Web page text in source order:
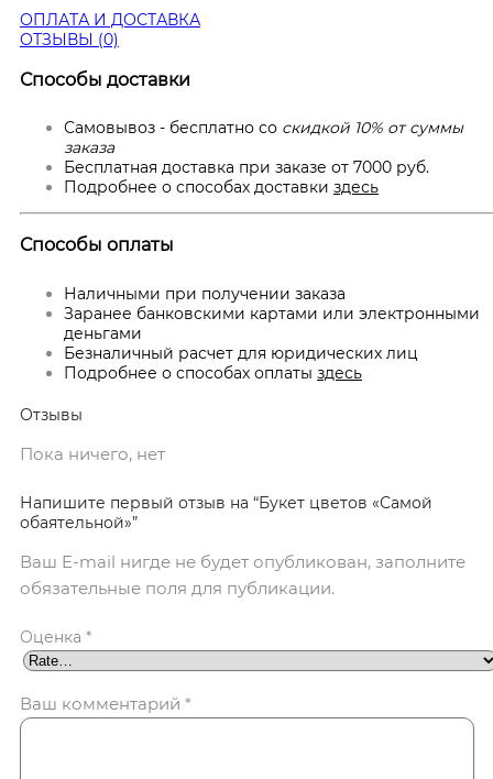
ОПЛАТА И ДОСТАВКА
ОТЗЫВЫ (0)
Способы доставки
Самовывоз - бесплатно со скидкой 10% от суммы
заказа
Бесплатная доставка при заказе от 7000 руб.
Подробнее о способах доставки здесь
Способы оплаты
Наличными при получении заказа
Заранее банковскими картами или электронными
деньгами
Безналичный расчет для юридических лиц
Подробнее о способах оплаты здесь
Отзывы
Пока ничего, нет
Напишите первый отзыв на “Букет цветов «Самой
обаятельной»”
Ваш E-mail нигде не будет опубликован, заполните
обязательные поля для публикации.
Оценка *
Ваш комментарий *